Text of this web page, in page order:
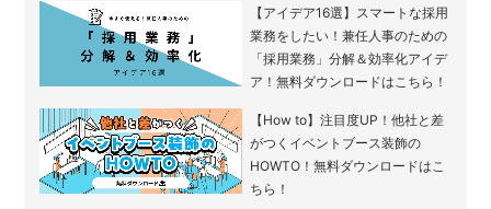
【アイデア16選】スマートな採用
業務をしたい！兼任人事のための
「採用業務」分解＆効率化アイデ
ア！無料ダウンロードはこちら！
【How to】注目度UP！他社と差
がつくイベントブース装飾の
HOWTO！無料ダウンロードはこ
ちら！